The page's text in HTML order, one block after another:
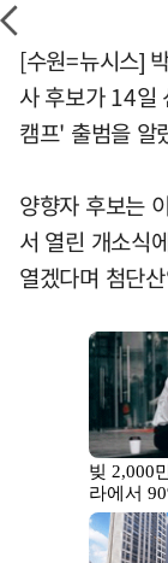
[수원=뉴시스]
사 후보가 14일
캠프' 출범을 알
양향자 후보는
서 열린 개소식
열겠다며 첨단